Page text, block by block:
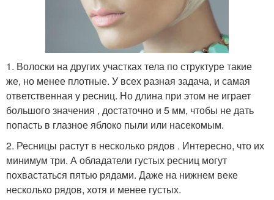
1. Волоски на других участках тела по структуре такие
же, но менее плотные. У всех разная задача, и самая
ответственная у ресниц. Но длина при этом не играет
большого значения , достаточно и 5 мм, чтобы не дать
попасть в глазное яблоко пыли или насекомым.
2. Ресницы растут в несколько рядов . Интересно, что их
минимум три. А обладатели густых ресниц могут
похвастаться пятью рядами. Даже на нижнем веке
несколько рядов, хотя и менее густых.